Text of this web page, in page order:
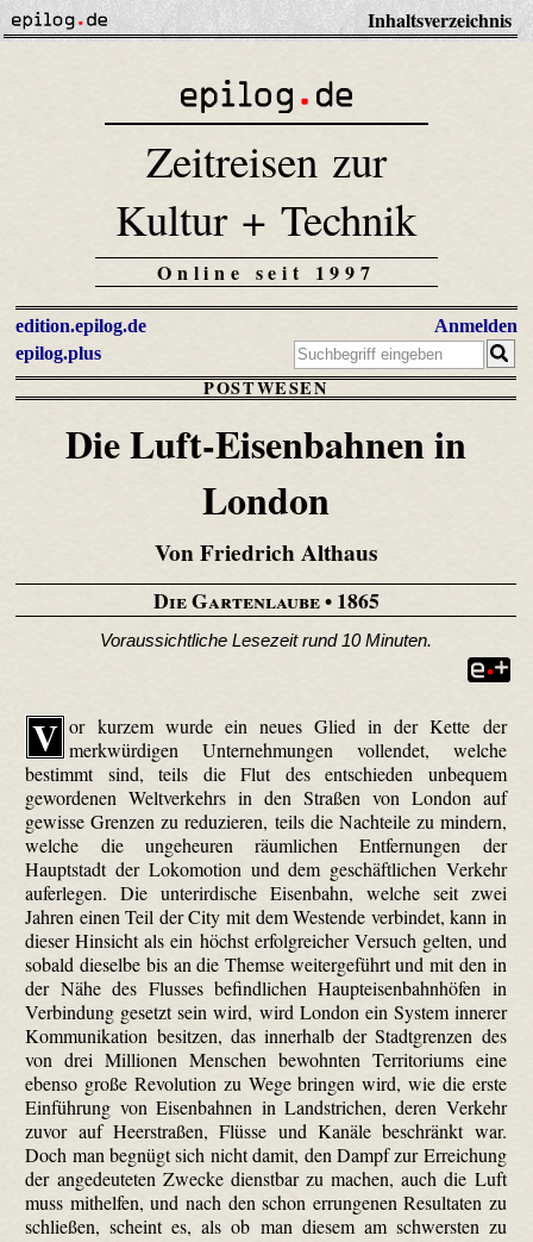
Inhaltsverzeichnis
Zeitreisen zur
Kultur + Technik
Online seit 1997
edition.epilog.de
epilog.plus
Anmelden
POSTWESEN
Die Luft-Eisenbahnen in
London
Von Friedrich Althaus
Die Gartenlaube• 1865
Voraussichtliche Lesezeit rund 10 Minuten.
V or kurzem wurde ein neues Glied in der Kette der
merkwürdigen Unternehmungen vollendet, welche
bestimmt sind, teils die Flut des entschieden unbequem
gewordenen Weltverkehrs in den Straßen von London auf
gewisse Grenzen zu reduzieren, teils die Nachteile zu mindern,
welche die ungeheuren räumlichen Entfernungen der
Hauptstadt der Loko­motion und dem geschäftlichen Verkehr
auferlegen. Die unterirdische Eisenbahn, welche seit zwei
Jahren einen Teil der City mit dem Westende verbindet, kann in
dieser Hinsicht als ein höchst erfolgreicher Versuch gelten, und
sobald dieselbe bis an die Themse weitergeführt und mit den in
der Nähe des Flusses befindlichen Haupteisenbahnhöfen in
Verbindung gesetzt sein wird, wird London ein System innerer
Kommunikation besitzen, das innerhalb der Stadtgrenzen des
von drei Millionen Menschen bewohnten Territoriums eine
ebenso große Revolution zu Wege bringen wird, wie die erste
Einführung von Eisenbahnen in Landstrichen, deren Verkehr
zuvor auf Heerstraßen, Flüsse und Kanäle beschränkt war.
Doch man begnügt sich nicht damit, den Dampf zur Erreichung
der angedeuteten Zwecke dienstbar zu machen, auch die Luft
muss mithelfen, und nach den schon errungenen Resultaten zu
schließen, scheint es, als ob man diesem am schwersten zu